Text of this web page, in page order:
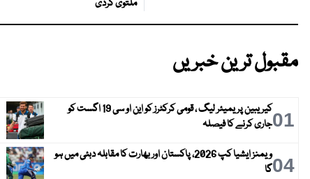
ملتوی کردی
مقبول ترین خبریں
01
کیریبین پریمیئر لیگ ، قومی کرکٹرز کو این او سی 19 اگست کو
جاری کرنے کا فیصلہ
04
ویمنز ایشیا کپ 2026، پاکستان اور بھارت کا مقابلہ دبئی میں ہو
گا